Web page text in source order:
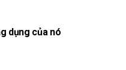
dụng của nó